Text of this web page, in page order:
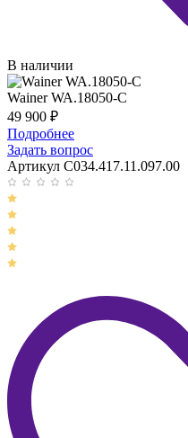
В наличии
Wainer WA.18050-C
49 900 ₽
Подробнее
Задать вопрос
Артикул C034.417.11.097.00